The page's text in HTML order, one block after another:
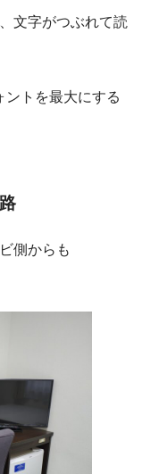
文字がつぶれて読
ントを最大にする
側からも